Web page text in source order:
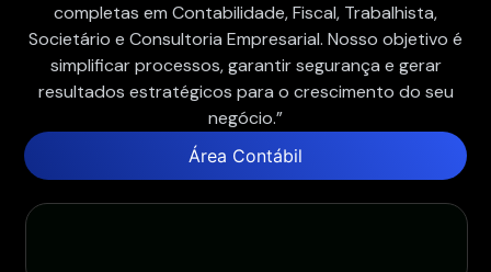
completas em Contabilidade, Fiscal, Trabalhista,
Societário e Consultoria Empresarial. Nosso objetivo é
simplificar processos, garantir segurança e gerar
resultados estratégicos para o crescimento do seu
negócio.”
Área Contábil